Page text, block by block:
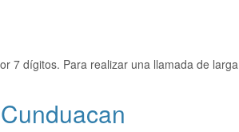
7 dígitos. Para realizar una llamada de larga